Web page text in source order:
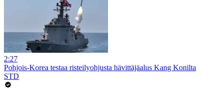
2:27
Pohjois-Korea testaa risteilyohjusta hävittäjäalus Kang Konilta
STD